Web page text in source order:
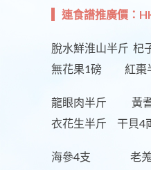
連食譜推廣價：
脫水鮮淮山半斤
無花果1磅 紅棗
龍眼肉半斤 黃
衣花生半斤 干貝
海參4支 老羗